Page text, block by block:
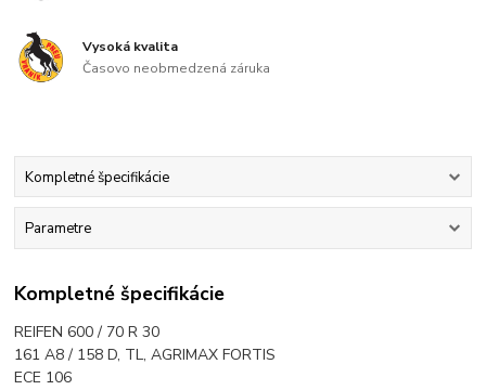
Vysoká kvalita
Časovo neobmedzená záruka
Kompletné špecifikácie
Parametre
Kompletné špecifikácie
REIFEN 600 / 70 R 30
161 A8 / 158 D, TL, AGRIMAX FORTIS
ECE 106